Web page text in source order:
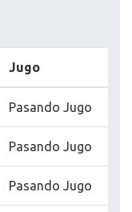
Jugo
Pasando Jugo
Pasando Jugo
Pasando Jugo